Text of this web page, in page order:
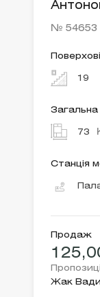
№
19
73
Станція
Продаж
Жак